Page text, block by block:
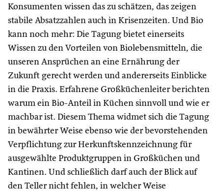
Konsumenten wissen das zu schätzen, das zeigen
stabile Absatzzahlen auch in Krisenzeiten. Und Bio
kann noch mehr: Die Tagung bietet einerseits
Wissen zu den Vorteilen von Biolebensmitteln, die
unseren Ansprüchen an eine Ernährung der
Zukunft gerecht werden und andererseits Einblicke
in die Praxis. Erfahrene Großküchenleiter berichten
warum ein Bio-Anteil in Küchen sinnvoll und wie er
machbar ist. Diesem Thema widmet sich die Tagung
in bewährter Weise ebenso wie der bevorstehenden
Verpflichtung zur Herkunftskennzeichnung für
ausgewählte Produktgruppen in Großküchen und
Kantinen. Und schließlich darf auch der Blick auf
den Teller nicht fehlen, in welcher Weise